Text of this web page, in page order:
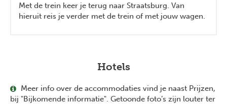
Met de trein keer je terug naar Straatsburg. Van
hieruit reis je verder met de trein of met jouw wagen.
Hotels
Meer info over de accommodaties vind je naast Prijzen,
bij "Bijkomende informatie". Getoonde foto’s zijn louter ter